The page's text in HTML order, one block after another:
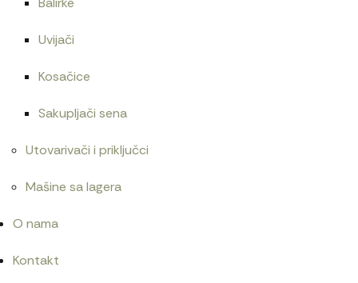
Uvijači
Kosačice
Sakupljači sena
Utovarivači i priključci
Mašine sa lagera
O nama
Kontakt